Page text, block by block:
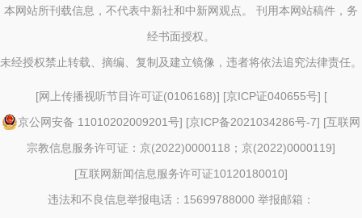
本网站所刊载信息，不代表中新社和中新网观点。 刊用本网站稿件，务
经书面授权。
未经授权禁止转载、摘编、复制及建立镜像，违者将依法追究法律责任。
[网上传播视听节目许可证(0106168)] [京ICP证040655号] [
京公网安备 11010202009201号] [京ICP备2021034286号-7] [互联网
宗教信息服务许可证：京(2022)0000118；京(2022)0000119]
[互联网新闻信息服务许可证10120180010]
违法和不良信息举报电话：15699788000 举报邮箱：